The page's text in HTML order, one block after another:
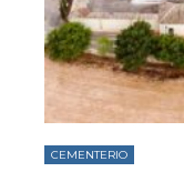
CEMENTERIO